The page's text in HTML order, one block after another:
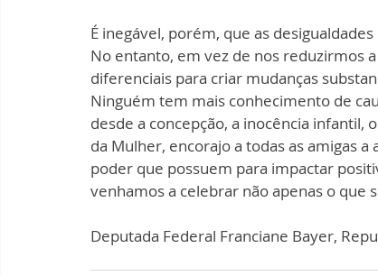
É inegável, porém, que as
No entanto, em vez de nos reduzirmos
diferenciais para criar mudanças
Ninguém tem mais conhecimento de
desde a concepção, a inocência infantil,
da Mulher, encorajo a todas as amigas
poder que possuem para impactar
venhamos a celebrar não apenas o
Deputada Federal Franciane Bayer,